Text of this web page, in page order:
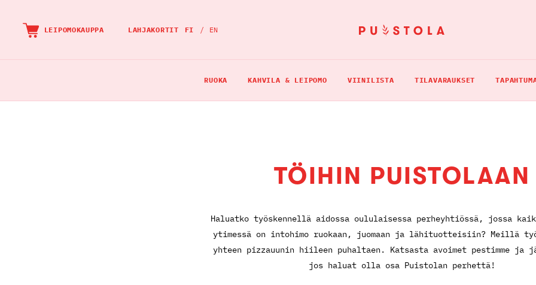
LEIPOMOKAUPPA LAHJAKORTIT FI EN
RUOKA KAHVILA & LEIPOMO VIINILISTA TILAVARAUKSET
TÖIHIN PUISTOLAAN
Haluatko työskennellä aidossa oululaisessa perheyhtiössä, jossa
ytimessä on intohimo ruokaan, juomaan ja lähituotteisiin? Meillä
yhteen pizzauunin hiileen puhaltaen. Katsasta avoimet pestimme ja
jos haluat olla osa Puistolan perhettä!